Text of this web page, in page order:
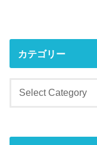
カテゴリー